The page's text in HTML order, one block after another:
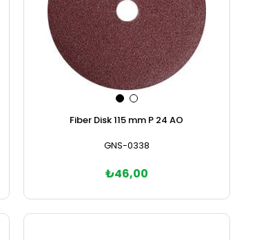
Fiber Disk 115 mm P 24 AO
GNS-0338
₺46,00
Sepete Ekle